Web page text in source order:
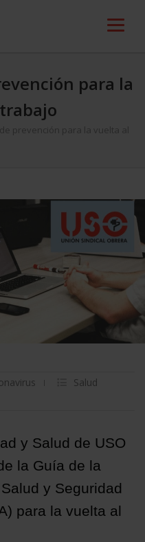
para la
prevención para la vuelta al
Salud
y Salud de USO
la Guía de la
y Seguridad
para la vuelta al